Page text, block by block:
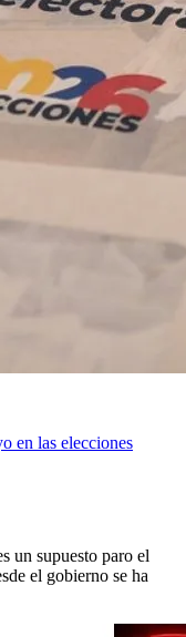
en las elecciones
un supuesto paro el
el gobierno se ha